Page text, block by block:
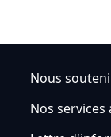
Nous
Nos